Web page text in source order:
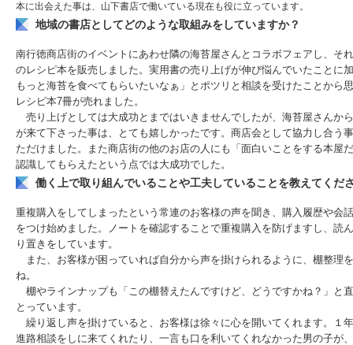
本に出会えた事は、山下書店で働いている現在も役に立っています。
地域の書店としてどのような取組みをしていますか？
南行徳商店街のイベントにあわせ隣の海苔屋さんとコラボフェアし、そ
のレシピ本を販売しました。実用書の売り上げが伸び悩んでいたことに
もっと海苔を食べてもらいたいなぁ」とポツリと相談を受けたことから
レシピ本7冊が売れました。
売り上げとしては大成功とまではいきませんでしたが、海苔屋さんか
が来て下さった事は、とても嬉しかったです。商店会として協力し合う
ただけました。また商店街の他のお店の人にも「面白いことをする本屋
認識してもらえたという点では大成功でした。
働く上で取り組んでいることや工夫していることを教えてくだ
重複購入をしてしまったという常連のお客様の声を聞き、購入履歴や
をつけ始めました。ノートを確認することで重複購入を防げますし、読
り置きをしています。
また、お客様が困っていれば自分から声を掛けられるように、棚整理
ね。
棚やラインナップも「この棚替えたんですけど、どうですかね？」と
とっています。
繰り返し声を掛けていると、お客様は徐々に心を開いてくれます。１
進路相談をしに来てくれたり、一言も口を利いてくれなかった男の子が